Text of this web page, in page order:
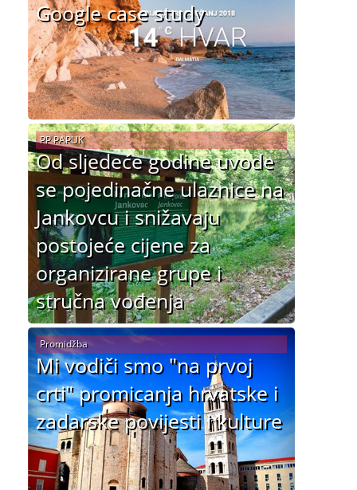
Google case study
Od sljedeće godine uvode
se pojedinačne ulaznice na
Jankovcu i snižavaju
postojeće cijene za
organizirane grupe i
stručna vođenja
PP PAPUK
Mi vodiči smo "na prvoj
crti" promicanja hrvatske i
zadarske povijesti i kulture
Promidžba